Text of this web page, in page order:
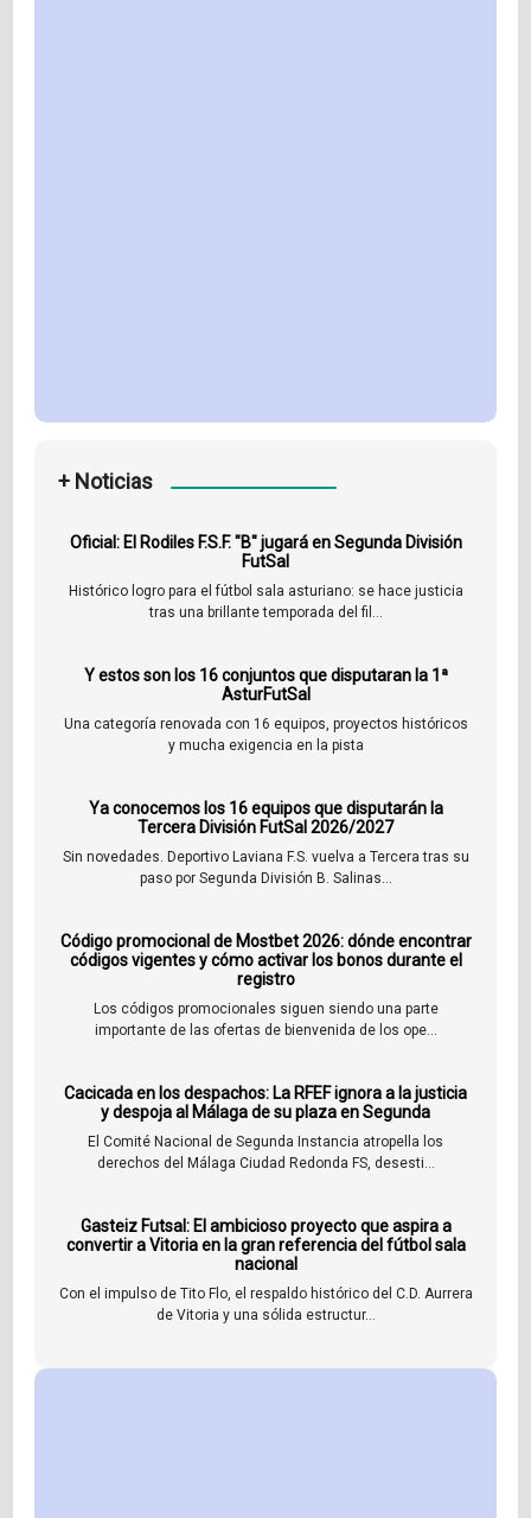
+ Noticias
Oficial: El Rodiles F.S.F. "B" jugará en Segunda División
FutSal
Histórico logro para el fútbol sala asturiano: se hace justicia
tras una brillante temporada del fil...
Y estos son los 16 conjuntos que disputaran la 1ª
AsturFutSal
Una categoría renovada con 16 equipos, proyectos históricos
y mucha exigencia en la pista
Ya conocemos los 16 equipos que disputarán la
Tercera División FutSal 2026/2027
Sin novedades. Deportivo Laviana F.S. vuelva a Tercera tras su
paso por Segunda División B. Salinas...
Código promocional de Mostbet 2026: dónde encontrar
códigos vigentes y cómo activar los bonos durante el
registro
Los códigos promocionales siguen siendo una parte
importante de las ofertas de bienvenida de los ope...
Cacicada en los despachos: La RFEF ignora a la justicia
y despoja al Málaga de su plaza en Segunda
El Comité Nacional de Segunda Instancia atropella los
derechos del Málaga Ciudad Redonda FS, desesti...
Gasteiz Futsal: El ambicioso proyecto que aspira a
convertir a Vitoria en la gran referencia del fútbol sala
nacional
Con el impulso de Tito Flo, el respaldo histórico del C.D. Aurrera
de Vitoria y una sólida estructur...